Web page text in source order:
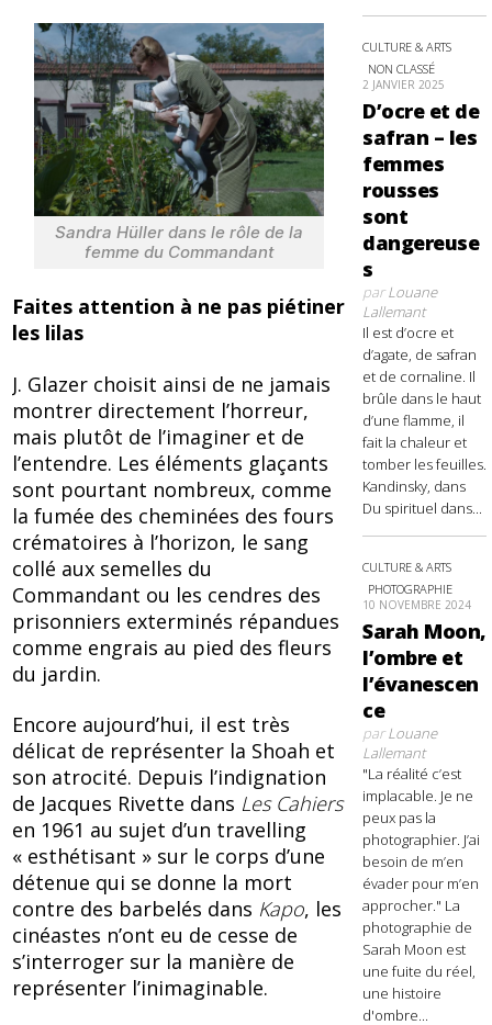
Sandra Hüller dans le rôle de la
femme du Commandant
Faites attention à ne pas piétiner
les lilas
J. Glazer choisit ainsi de ne jamais
montrer directement l’horreur,
mais plutôt de l’imaginer et de
l’entendre. Les éléments glaçants
sont pourtant nombreux, comme
la fumée des cheminées des fours
crématoires à l’horizon, le sang
collé aux semelles du
Commandant ou les cendres des
prisonniers exterminés répandues
comme engrais au pied des fleurs
du jardin.
Encore aujourd’hui, il est très
délicat de représenter la Shoah et
son atrocité. Depuis l’indignation
de Jacques Rivette dans Les Cahiers
en 1961 au sujet d’un travelling
« esthétisant » sur le corps d’une
détenue qui se donne la mort
contre des barbelés dans Kapo, les
cinéastes n’ont eu de cesse de
s’interroger sur la manière de
représenter l’inimaginable.
CULTURE & ARTS
NON CLASSÉ
2 JANVIER 2025
D’ocre et de
safran – les
femmes
rousses
sont
dangereuse
s
parLouane
Lallemant
Il est d’ocre et
d’agate, de safran
et de cornaline. Il
brûle dans le haut
d’une flamme, il
fait la chaleur et
tomber les feuilles.
Kandinsky, dans
Du spirituel dans...
CULTURE & ARTS
PHOTOGRAPHIE
10 NOVEMBRE 2024
Sarah Moon,
l’ombre et
l’évanescen
ce
parLouane
Lallemant
"La réalité c’est
implacable. Je ne
peux pas la
photographier. J’ai
besoin de m’en
évader pour m’en
approcher." La
photographie de
Sarah Moon est
une fuite du réel,
une histoire
d'ombre...